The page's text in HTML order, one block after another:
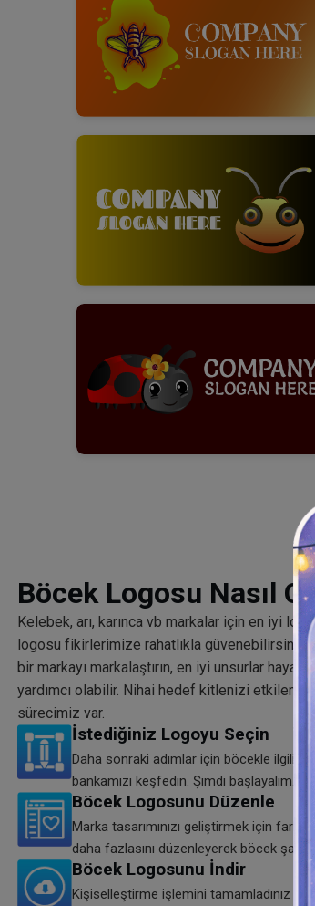
Böcek Logosu Nasıl
Kelebek, arı, karınca vb markalar için en iyi
logosu fikirlerimize rahatlıkla güvenebilirsiniz.
bir markayı markalaştırın, en iyi unsurlar
yardımcı olabilir. Nihai hedef kitlenizi etkilemek
sürecimiz var.
İstediğiniz Logoyu Seçin
Daha sonraki adımlar için böcekle ilgili
bankamızı keşfedin. Şimdi başlayalım.
Böcek Logosunu Düzenle
Marka tasarımınızı geliştirmek için farklı
daha fazlasını düzenleyerek böcek
Böcek Logosunu İndir
Kişiselleştirme işlemini tamamladınız